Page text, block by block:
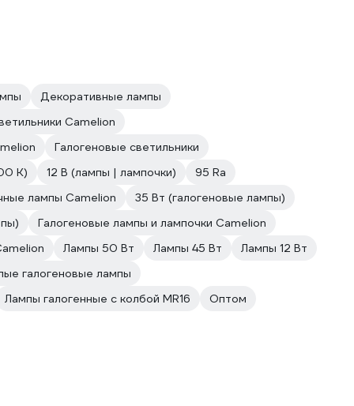
Декоративные лампы
Camelion
Галогеновые светильники
К)
12 В (лампы | лампочки)
95 Ra
лампы Camelion
35 Вт (галогеновые лампы)
Галогеновые лампы и лампочки Camelion
Лампы 50 Вт Лампы 45 Вт
Лампы 12 Вт
галогеновые лампы
Лампы галогенные с колбой MR16
Оптом